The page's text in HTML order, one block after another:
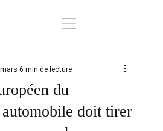
du
doit tirer
6 min de lecture